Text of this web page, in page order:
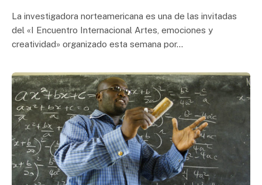
La investigadora norteamericana es una de las invitadas
del «I Encuentro Internacional Artes, emociones y
creatividad» organizado esta semana por…